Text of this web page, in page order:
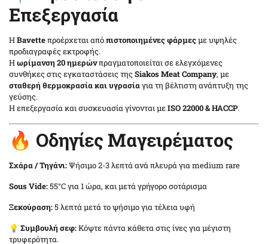
Επεξεργασία
ΗBavetteπροέρχεται απόπιστοποιημένες φάρμεςμε υψηλές
προδιαγραφές εκτροφής.
Ηωρίμανση 20 ημερώνπραγματοποιείται σε ελεγχόμενες
συνθήκες στις εγκαταστάσεις τηςSiakos Meat Company, με
σταθερή θερμοκρασία και υγρασίαγια τη βέλτιστη ανάπτυξη της
γεύσης.
Η επεξεργασία και συσκευασία γίνονται μεISO 22000 & HACCP.
🔥 Οδηγίες Μαγειρέματος
Σχάρα / Τηγάνι:Ψήσιμο 2-3 λεπτά ανά πλευρά για medium rare
Sous Vide:55°C για 1 ώρα, και μετά γρήγορο σοτάρισμα
Ξεκούραση:5 λεπτά μετά το ψήσιμο για τέλεια υφή
💡 Συμβουλή σεφ:Κόψτε πάντα κάθετα στις ίνες για μέγιστη
τρυφερότητα.